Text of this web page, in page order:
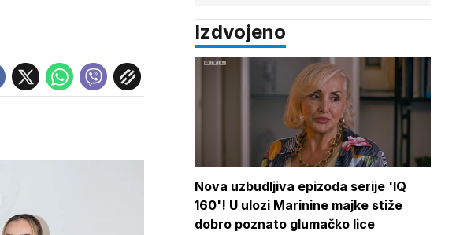
Izdvojeno
Nova uzbudljiva epizoda serije 'IQ
160'! U ulozi Marinine majke stiže
dobro poznato glumačko lice